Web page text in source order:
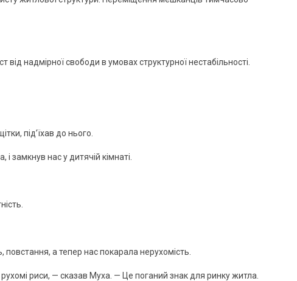
надмірної свободи в умовах структурної нестабільності.
під’їхав до нього.
замкнув нас у дитячій кімнаті.
а тепер нас покарала нерухомість.
риси, — сказав Муха. — Це поганий знак для ринку житла.